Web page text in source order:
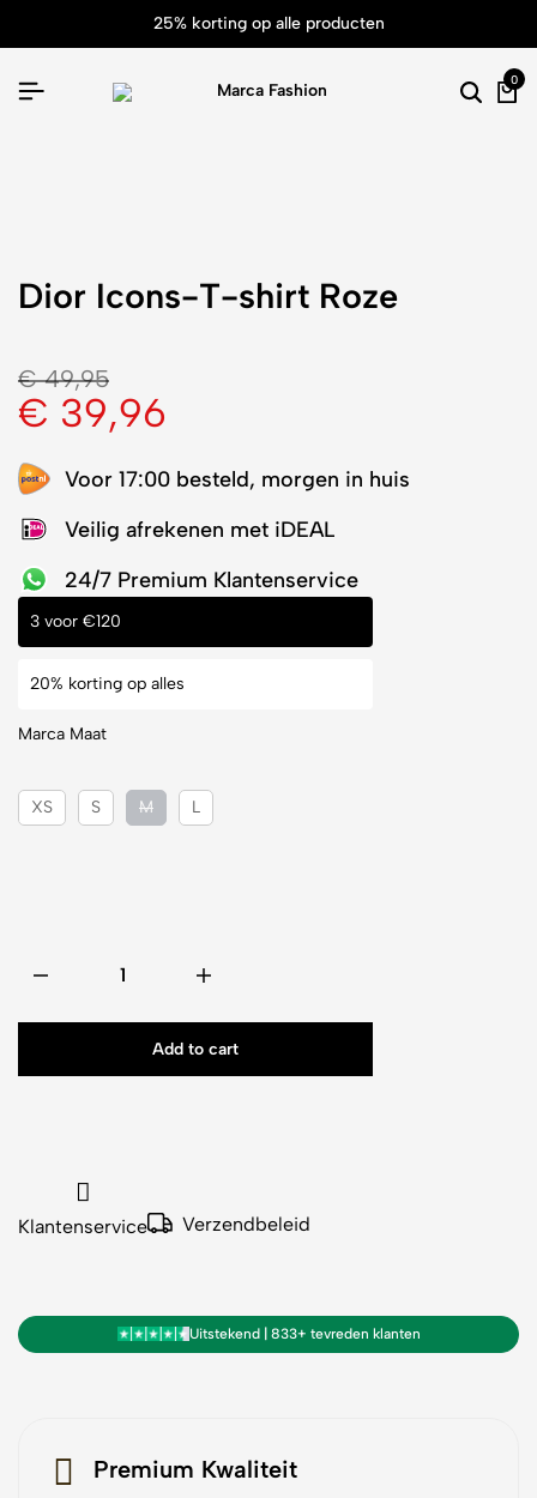
25% korting op alle producten
0
Dior Icons-T-shirt Roze
€49,95
€ 39,96
Voor 17:00 besteld, morgen in huis
Veilig afrekenen met iDEAL
24/7 Premium Klantenservice
3 voor €120
20% korting op alles
Marca Maat
XS S M L
Add to cart
Klantenservice Verzendbeleid
Uitstekend | 833+ tevreden klanten
Premium Kwaliteit